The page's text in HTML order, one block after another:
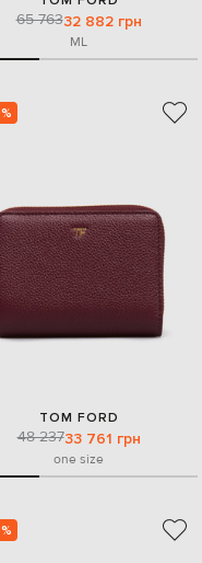
65 76332 882 грн
ML
TOM FORD
48 23733 761 грн
one size